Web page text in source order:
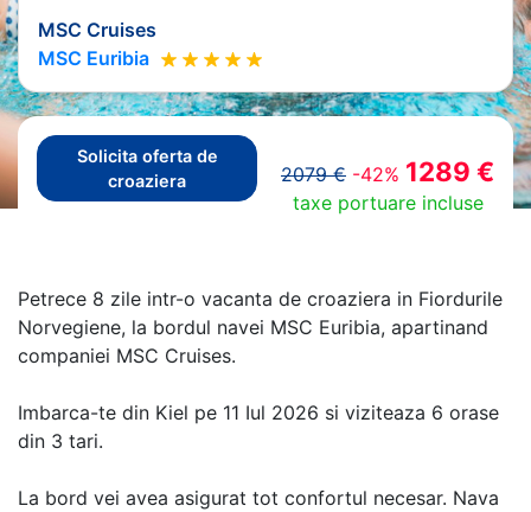
MSC Cruises
MSC Euribia
Solicita oferta de
croaziera
2079 € -42% 1289 €
taxe portuare incluse
Petrece 8 zile intr-o vacanta de croaziera in Fiordurile
Norvegiene, la bordul navei MSC Euribia, apartinand
companiei MSC Cruises.
Imbarca-te din Kiel pe 11 Iul 2026 si viziteaza 6 orase
din 3 tari.
La bord vei avea asigurat tot confortul necesar. Nava